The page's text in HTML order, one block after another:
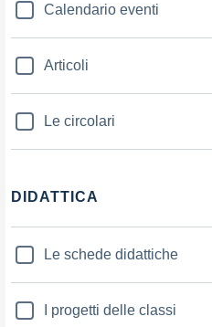
Calendario eventi
Articoli
Le circolari
DIDATTICA
Le schede didattiche
I progetti delle classi